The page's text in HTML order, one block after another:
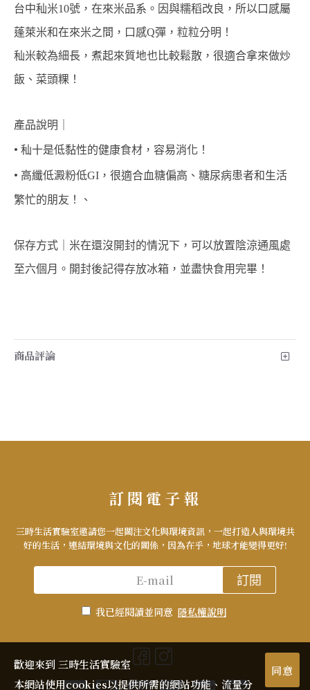
台中秈米10號，在來米品系。因與糯稻改良，所以口感屬
蓬萊米和在來米之間，口感Q彈，粒粒分明！
秈米較為細長，煮起來質地也比較鬆散，很適合拿來做炒
飯、菜頭粿！
產品說明｜
• 秈十是低黏性的健康食材，容易消化！
• 高纖低澱粉低GI，很適合血糖偏高、糖尿病患者和生活
繁忙的朋友！、
保存方式｜米在還沒開封的情況下，可以放置陰涼通風處
至六個月。開封後記得存放冰箱，並盡快食用完畢！
商品評論
訂閱電子報
三時生活實驗室邀請您一起關注文化與環境資訊，一起打造人與環境共
好的生活，連結環境與文化的關係，因為在乎，地球才能變得更好!
訂閱
我已經閱讀並同意 隱私權說明
同意
歡迎來到 三時生活實驗室
本網站使用cookies以提供所需的網站功能、流量分